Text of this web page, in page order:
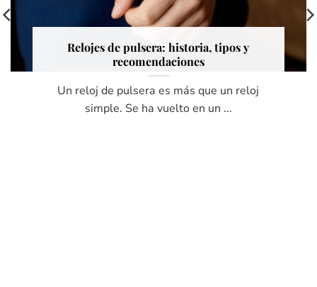
Relojes de pulsera: historia, tipos y
recomendaciones
Un reloj de pulsera es͏ más q͏ue un reloj
si͏mple. Se͏ ha vuelto en un ...